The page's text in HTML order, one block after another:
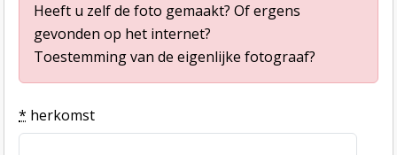
Heeft u zelf de foto gemaakt? Of ergens
gevonden op het internet?
Toestemming van de eigenlijke fotograaf?
* herkomst